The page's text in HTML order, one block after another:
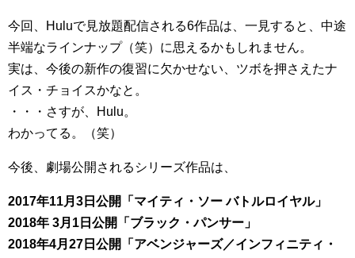
今回、Huluで見放題配信される6作品は、一見すると、中途
半端なラインナップ（笑）に思えるかもしれません。
実は、今後の新作の復習に欠かせない、ツボを押さえたナ
イス・チョイスかなと。
・・・さすが、Hulu。
わかってる。（笑）
今後、劇場公開されるシリーズ作品は、
2017年11月3日公開「マイティ・ソー バトルロイヤル」
2018年 3月1日公開「ブラック・パンサー」
2018年4月27日公開「アベンジャーズ／インフィニティ・